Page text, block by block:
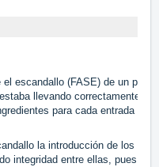
el escandallo (FASE) de un
llevando correctamente el
para cada entrada
la introducción de los
integridad entre ellas, pues